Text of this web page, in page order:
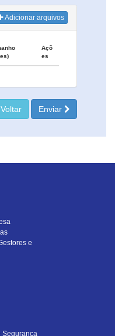
Adicionar arquivos
Açõ
es
Voltar Enviar
e
Segurança